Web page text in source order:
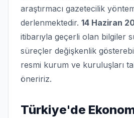
araştırmacı gazetecilik
derlenmektedir. 14 Haziran
itibarıyla geçerli olan bilgiler
süreçler değişkenlik
resmi kurum ve kuruluşları
öneririz.
Türkiye'de